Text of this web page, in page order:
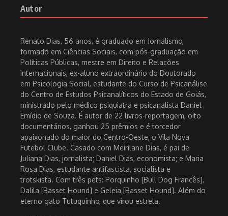
4 de agosto de 2021
13 de abril de 2022
Laço branco: audiência pública
3 de dezembro de 2021
Caminhada: a cada 11 minutos,
uma vítima
20 de março de 2019
na pesquisa Ibope.
História
Nascido em Três Corações, Estado de Minas Gerais, filho do
jogador de futebol Dondinho, Pelé é levado para o Santos
Futebol Clube. Um time de reduzida expressão até então, em
São Paulo. É convocado para a seleção canarinho aos 16 anos
de idade. O craque brilha no Mundial, na Suécia, e chora como
um menino. É reverenciado pela mídia. No Brasil e no exterior.
O bicampeonato vem quatro anos depois: em 1962, no Chile.
Com Garrincha e Vavá.
Autor
Renato Dias, 56 anos, é graduado em Jornalismo,
formado em Ciências Sociais, com pós-graduação em
Políticas Públicas, mestre em Direito e Relações
Internacionais, ex-aluno extraordinário do Doutorado
em Psicologia Social, estudante do Curso de Psicanálise
do Centro de Estudos Psicanalíticos do Estado de Goiás,
ministrado pelo médico psiquiatra e psicanalista Daniel
Emídio de Souza. É autor de 22 livros-reportagem, oito
documentários, ganhou 25 prêmios e é torcedor
apaixonado do maior do Centro-Oeste, o Vila Nova
Futebol Clube. Casado com Meirilane Dias, é pai de
Juliana Dias, jornalista; Daniel Dias, economista; e Maria
Rosa Dias, estudante antifascista, socialista e
trotskista. Com três pets: Porquinho [Bull Dog Francês],
Dalila [Basset Hound] e Geleia [Basset Hound]. Além do
eterno gato Tutuquinho, que virou estrela.